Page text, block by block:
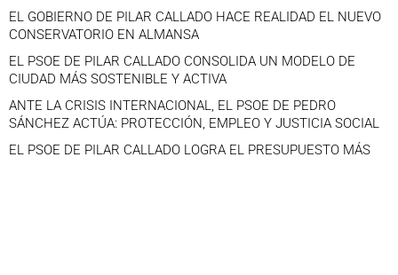
EL GOBIERNO DE PILAR CALLADO HACE REALIDAD EL NUEVO
CONSERVATORIO EN ALMANSA
EL PSOE DE PILAR CALLADO CONSOLIDA UN MODELO DE
CIUDAD MÁS SOSTENIBLE Y ACTIVA
ANTE LA CRISIS INTERNACIONAL, EL PSOE DE PEDRO
SÁNCHEZ ACTÚA: PROTECCIÓN, EMPLEO Y JUSTICIA SOCIAL
EL PSOE DE PILAR CALLADO LOGRA EL PRESUPUESTO MÁS